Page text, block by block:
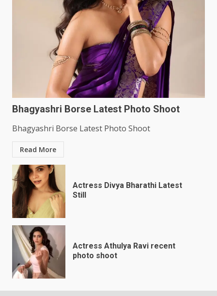
Bhagyashri Borse Latest Photo Shoot
Bhagyashri Borse Latest Photo Shoot
Read More
Actress Divya Bharathi Latest
Still
Actress Athulya Ravi recent
photo shoot